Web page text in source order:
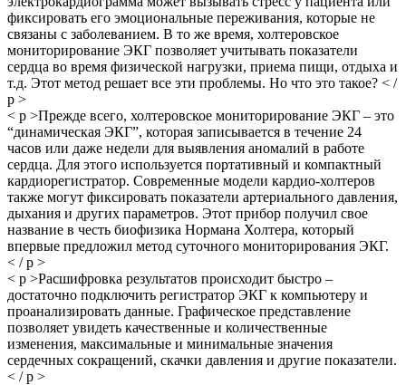
фиксировать его эмоциональные переживания, которые не
связаны с заболеванием. В то же время, холтеровское
мониторирование ЭКГ позволяет учитывать показатели
сердца во время физической нагрузки, приема пищи, отдыха и
т.д. Этот метод решает все эти проблемы. Но что это такое? < /
p >
< p >Прежде всего, холтеровское мониторирование ЭКГ – это
“динамическая ЭКГ”, которая записывается в течение 24
часов или даже недели для выявления аномалий в работе
сердца. Для этого используется портативный и компактный
кардиорегистратор. Современные модели кардио-холтеров
также могут фиксировать показатели артериального давления,
дыхания и других параметров. Этот прибор получил свое
название в честь биофизика Нормана Холтера, который
впервые предложил метод суточного мониторирования ЭКГ.
< / p >
< p >Расшифровка результатов происходит быстро –
достаточно подключить регистратор ЭКГ к компьютеру и
проанализировать данные. Графическое представление
позволяет увидеть качественные и количественные
изменения, максимальные и минимальные значения
сердечных сокращений, скачки давления и другие показатели.
< / p >